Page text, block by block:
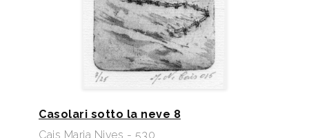
Casolari sotto la neve 8
Cais Maria Nives - 530